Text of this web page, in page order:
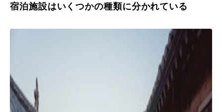
宿泊施設はいくつかの種類に分かれている